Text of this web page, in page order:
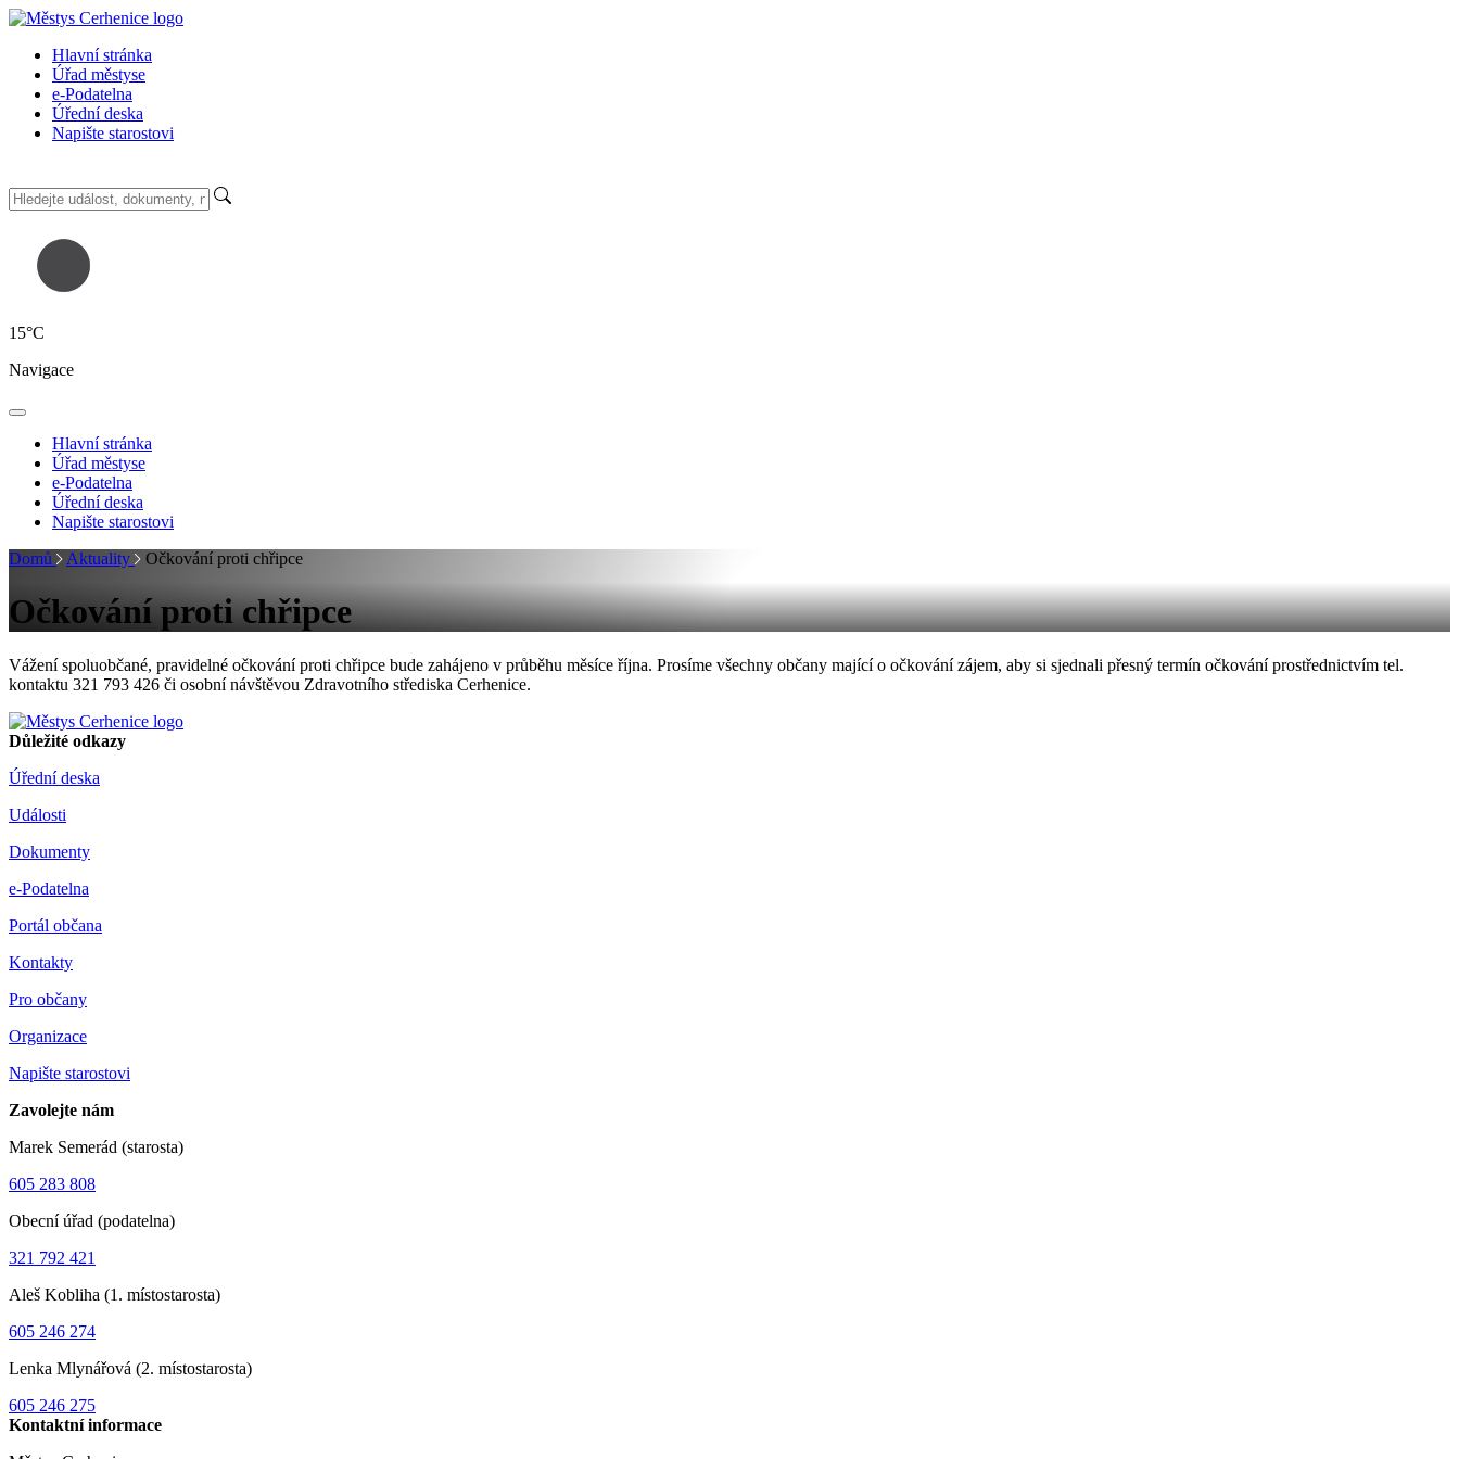
Hlavní stránka
Úřad městyse
e-Podatelna
Úřední deska
Napište starostovi
15°C
Navigace
Hlavní stránka
Úřad městyse
e-Podatelna
Úřední deska
Napište starostovi
Domů
Aktuality Očkování proti chřipce
Očkování proti chřipce
Vážení spoluobčané, pravidelné očkování proti chřipce bude zahájeno v průběhu měsíce října. Prosíme všechny občany mající o očkování zájem, aby si sjednali přesný termín očkování prostřednictvím tel.
kontaktu 321 793 426 či osobní návštěvou Zdravotního střediska Cerhenice.
Důležité odkazy
Úřední deska
Události
Dokumenty
e-Podatelna
Portál občana
Kontakty
Pro občany
Organizace
Napište starostovi
Zavolejte nám
Marek Semerád (starosta)
605 283 808
Obecní úřad (podatelna)
321 792 421
Aleš Kobliha (1. místostarosta)
605 246 274
Lenka Mlynářová (2. místostarosta)
605 246 275
Kontaktní informace